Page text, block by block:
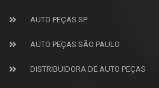
AUTO PEÇAS SP
AUTO PEÇAS SÃO PAULO
DISTRIBUIDORA DE AUTO PEÇAS